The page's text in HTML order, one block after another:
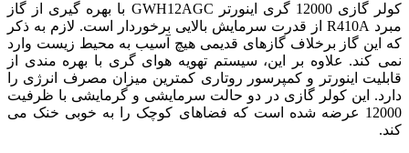
کولر گازی 12000 گری اینورتر GWH12AGC با بهره گیری از گاز
مبرد R410A از قدرت سرمایش بالایی برخوردار است. لازم به ذکر
که این گاز برخلاف گازهای قدیمی هیچ آسیب به محیط زیست وارد
نمی کند. علاوه بر این، سیستم تهویه هوای گری با بهره مندی از
قابلیت اینورتر و کمپرسور روتاری کمترین میزان مصرف انرژی را
دارد. این کولر گازی در دو حالت سرمایشی و گرمایشی با ظرفیت
12000 عرضه شده است که فضاهای کوچک را به خوبی خنک می
کند.